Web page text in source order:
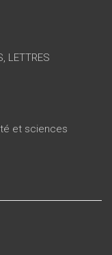
LETTRES
et sciences